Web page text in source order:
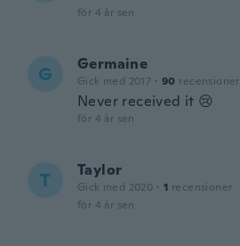
för 4 år sen
G Germaine
Gick med 2017 · 90 recensioner
Never received it 😢
för 4 år sen
T Taylor
Gick med 2020 · 1 recensioner
för 4 år sen